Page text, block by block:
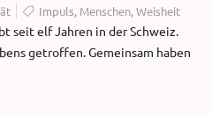
Impuls, Menschen,Weisheit
seit elf Jahren in der Schweiz.
getroffen. Gemeinsam haben